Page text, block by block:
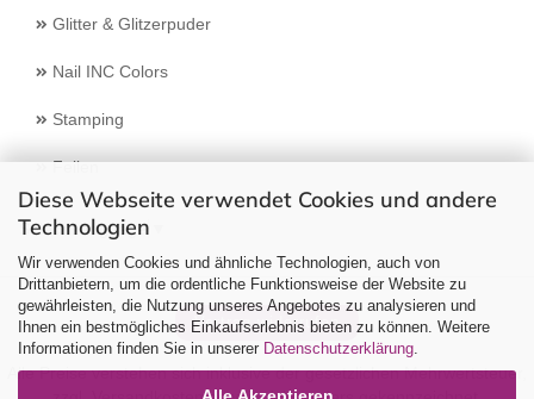
Diese Webseite verwendet Cookies und andere
Technologien
Wir verwenden Cookies und ähnliche Technologien, auch von
Drittanbietern, um die ordentliche Funktionsweise der Website zu
gewährleisten, die Nutzung unseres Angebotes zu analysieren und
Ihnen ein bestmögliches Einkaufserlebnis bieten zu können. Weitere
Informationen finden Sie in unserer Datenschutzerklärung
Alle Akzeptieren
Glitter & Glitzerpuder
Nail INC Colors
Stamping
Feilen
Select Language
Vertrag widerrufen
Alle Preise verstehen sich inklusive der gesetzlichen Mehrwertsteuer,